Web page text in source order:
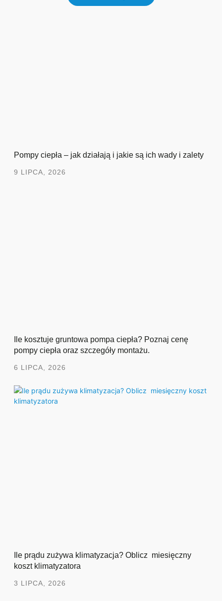
Pompy ciepła – jak działają i jakie są ich wady i zalety
9 LIPCA, 2026
Ile kosztuje gruntowa pompa ciepła? Poznaj cenę
pompy ciepła oraz szczegóły montażu.
6 LIPCA, 2026
Ile prądu zużywa klimatyzacja? Oblicz miesięczny
koszt klimatyzatora
3 LIPCA, 2026